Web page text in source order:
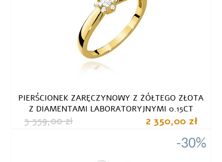
PIERŚCIONEK ZARĘCZYNOWY Z ŻÓŁTEGO ZŁOTA
Z DIAMENTAMI LABORATORYJNYMI 0.15CT
3 359,00 zł 2 350,00 zł
-30%